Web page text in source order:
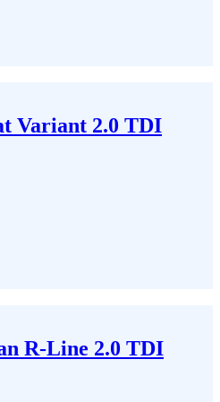
Variant 2.0 TDI
R-Line 2.0 TDI